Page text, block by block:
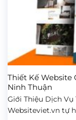
Thiết Kế Website
Ninh Thuận
Giới Thiệu Dịch Vụ
Websiteviet.vn tự